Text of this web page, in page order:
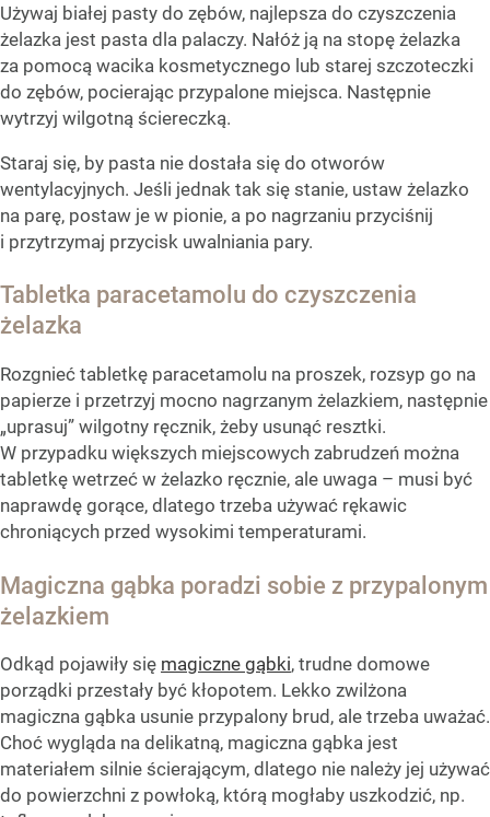
Używaj białej pasty do zębów, najlepsza do czyszczenia
żelazka jest pasta dla palaczy. Nałóż ją na stopę żelazka
za pomocą wacika kosmetycznego lub starej szczoteczki
do zębów, pocierając przypalone miejsca. Następnie
wytrzyj wilgotną ściereczką.
Staraj się, by pasta nie dostała się do otworów
wentylacyjnych. Jeśli jednak tak się stanie, ustaw żelazko
na parę, postaw je w pionie, a po nagrzaniu przyciśnij
i przytrzymaj przycisk uwalniania pary.
Tabletka paracetamolu do czyszczenia
żelazka
Rozgnieć tabletkę paracetamolu na proszek, rozsyp go na
papierze i przetrzyj mocno nagrzanym żelazkiem, następnie
„uprasuj” wilgotny ręcznik, żeby usunąć resztki.
W przypadku większych miejscowych zabrudzeń można
tabletkę wetrzeć w żelazko ręcznie, ale uwaga – musi być
naprawdę gorące, dlatego trzeba używać rękawic
chroniących przed wysokimi temperaturami.
Magiczna gąbka poradzi sobie z przypalonym
żelazkiem
Odkąd pojawiły się magiczne gąbki, trudne domowe
porządki przestały być kłopotem. Lekko zwilżona
magiczna gąbka usunie przypalony brud, ale trzeba uważać.
Choć wygląda na delikatną, magiczna gąbka jest
materiałem silnie ścierającym, dlatego nie należy jej używać
do powierzchni z powłoką, którą mogłaby uszkodzić, np.